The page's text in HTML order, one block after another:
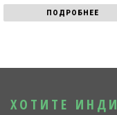
ПОДРОБНЕЕ
ХОТИТЕ